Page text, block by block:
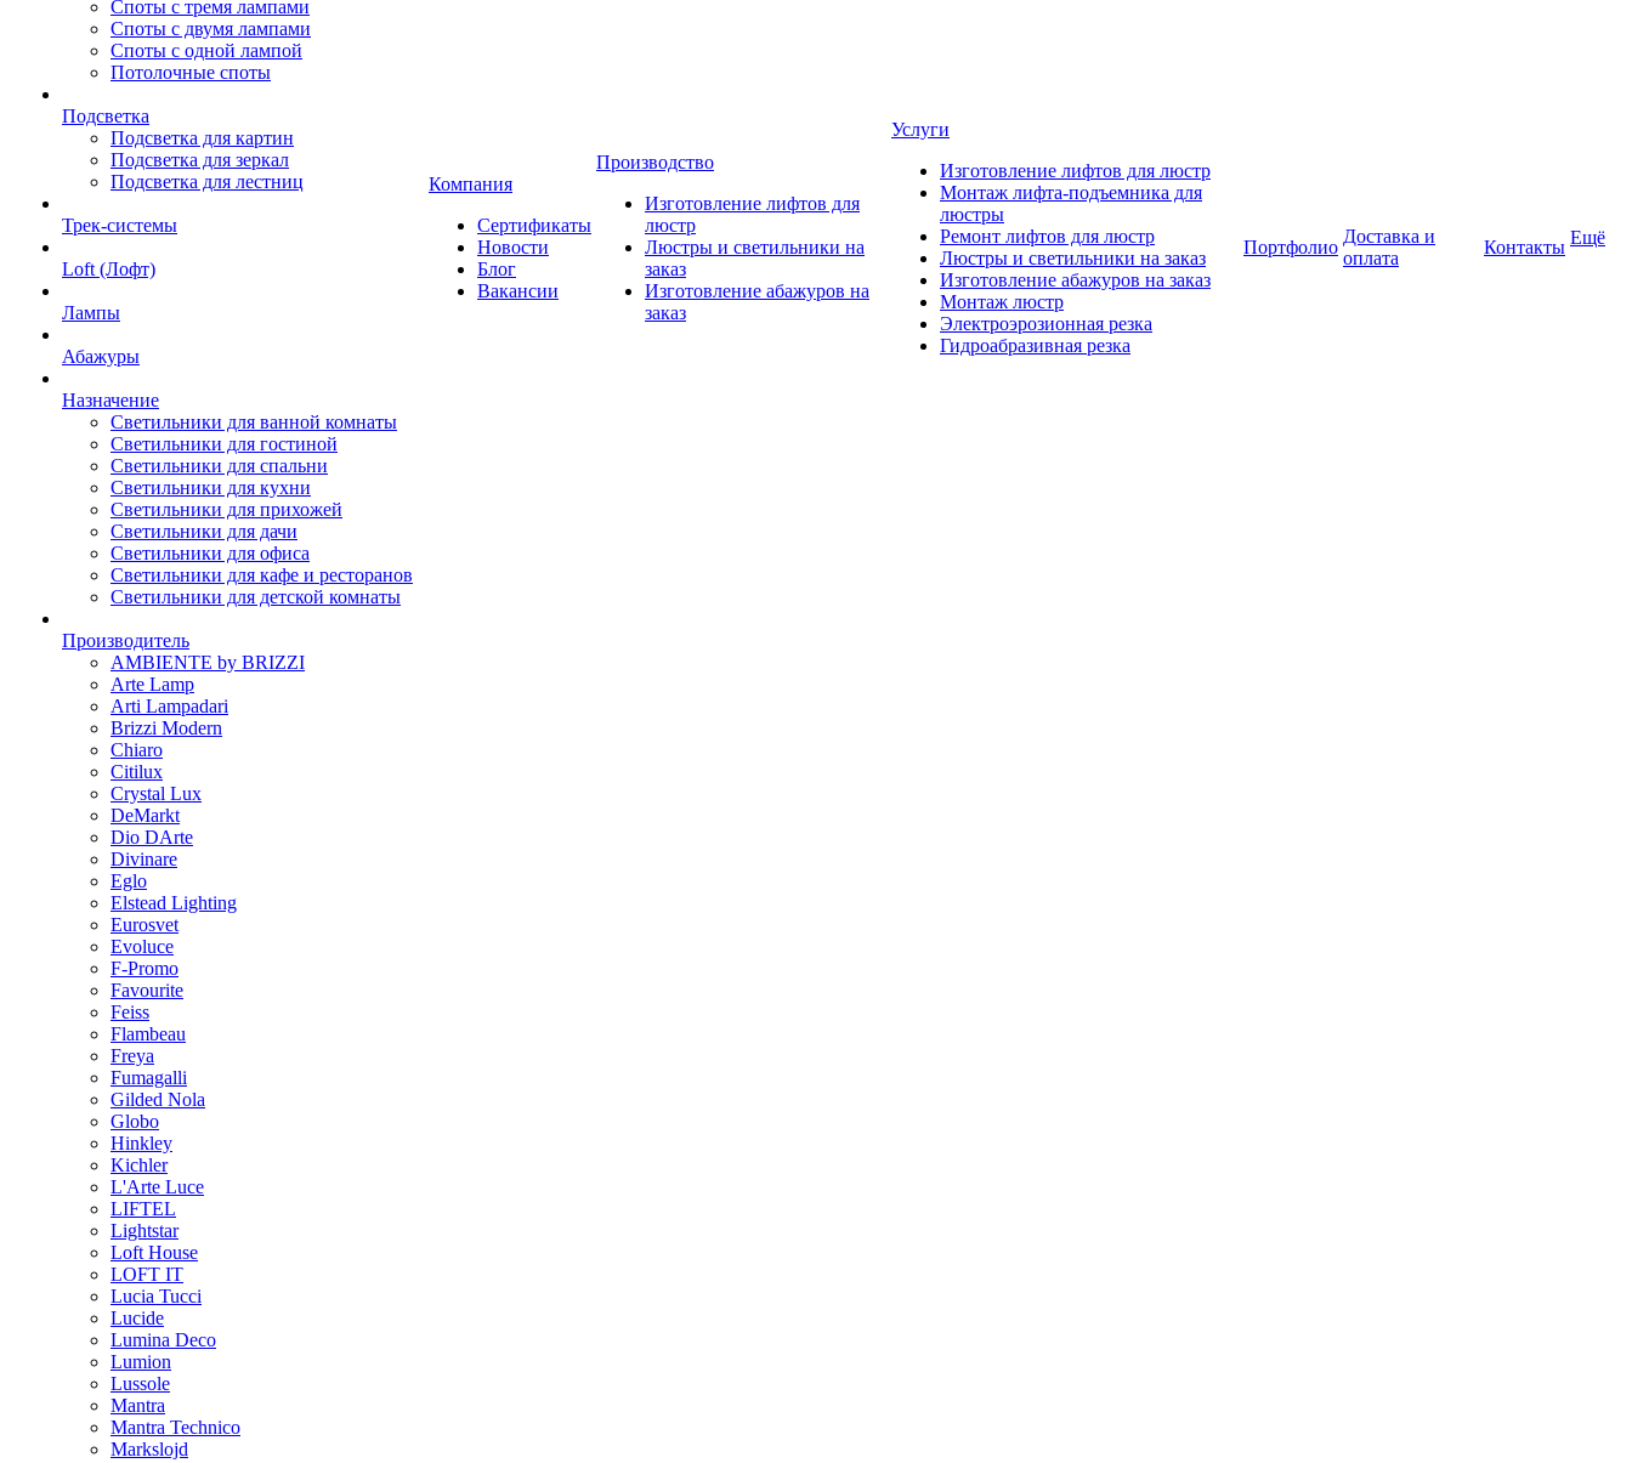
Споты с тремя лампами
Споты с двумя лампами
Споты с одной лампой
Потолочные споты
Подсветка
Подсветка для картин
Подсветка для зеркал
Подсветка для лестниц
Трек-системы
Loft (Лофт)
Лампы
Абажуры
Назначение
Светильники для ванной комнаты
Светильники для гостиной
Светильники для спальни
Светильники для кухни
Светильники для прихожей
Светильники для дачи
Светильники для офиса
Светильники для кафе и ресторанов
Светильники для детской комнаты
Производитель
AMBIENTE by BRIZZI
Arte Lamp
Arti Lampadari
Brizzi Modern
Chiaro
Citilux
Crystal Lux
DeMarkt
Dio DArte
Divinare
Eglo
Elstead Lighting
Eurosvet
Evoluce
F-Promo
Favourite
Feiss
Flambeau
Freya
Fumagalli
Gilded Nola
Globo
Hinkley
Kichler
L'Arte Luce
LIFTEL
Lightstar
Loft House
LOFT IT
Lucia Tucci
Lucide
Lumina Deco
Lumion
Lussole
Mantra
Mantra Technico
Markslojd
Компания
Сертификаты
Новости
Блог
Вакансии
Производство
Изготовление лифтов для
люстр
Люстры и светильники на
заказ
Изготовление абажуров на
заказ
Услуги
Изготовление лифтов для люстр
Монтаж лифта-подъемника для
люстры
Ремонт лифтов для люстр
Люстры и светильники на заказ
Изготовление абажуров на заказ
Монтаж люстр
Электроэрозионная резка
Гидроабразивная резка
Портфолио
Доставка и
оплата
Контакты Ещё